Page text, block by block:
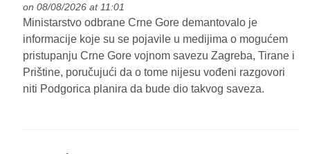
on 08/08/2026 at 11:01
Ministarstvo odbrane Crne Gore demantovalo je
informacije koje su se pojavile u medijima o mogućem
pristupanju Crne Gore vojnom savezu Zagreba, Tirane i
Prištine, poručujući da o tome nijesu vođeni razgovori
niti Podgorica planira da bude dio takvog saveza.